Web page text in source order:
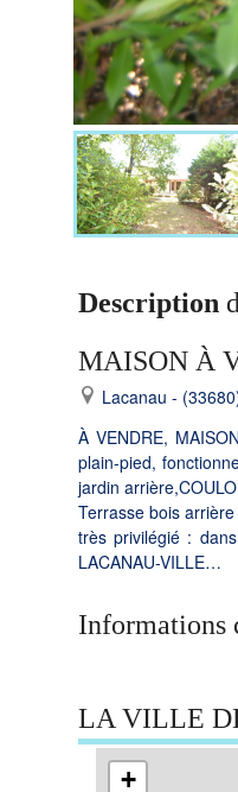
Description
MAISON À
Lacanau -
À VENDRE,
plain-pied,
jardin
Terrasse bois
très privilégié :
LACANAU-VILLE…
Informations
LA VILLE
+